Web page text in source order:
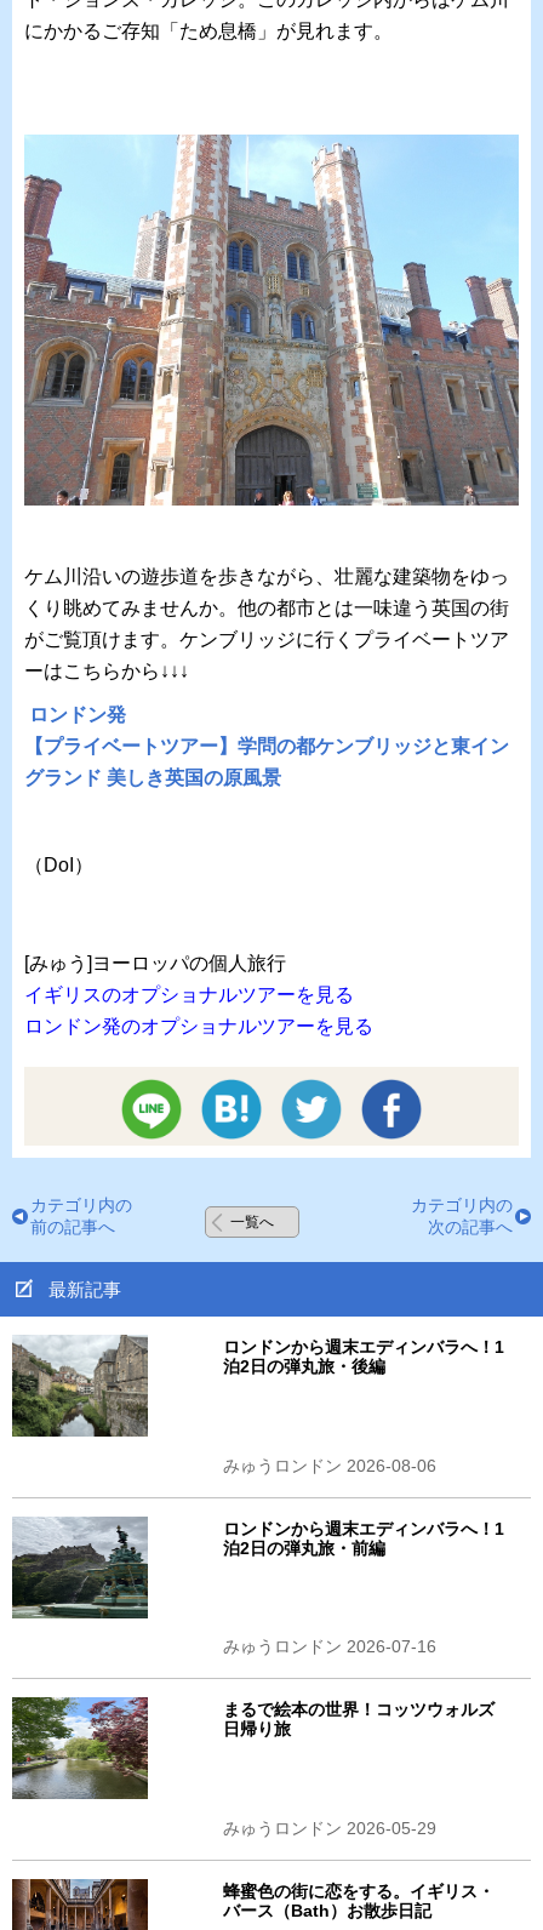
にかかるご存知「ため息橋」が見れます。
ケム川沿いの遊歩道を歩きながら、壮麗な建築物をゆっ
くり眺めてみませんか。他の都市とは一味違う英国の街
がご覧頂けます。ケンブリッジに行くプライベートツア
ーはこちらから↓↓↓
ロンドン発
【プライベートツアー】学問の都ケンブリッジと東イン
グランド 美しき英国の原風景
（DoI）
[みゅう]ヨーロッパの個人旅行
イギリスのオプショナルツアーを見る
ロンドン発のオプショナルツアーを見る
カテゴリ内の
前の記事へ
一覧へ
カテゴリ内の
次の記事へ
最新記事
ロンドンから週末エディンバラへ！1
泊2日の弾丸旅・後編
みゅうロンドン 2026-08-06
ロンドンから週末エディンバラへ！1
泊2日の弾丸旅・前編
みゅうロンドン 2026-07-16
まるで絵本の世界！コッツウォルズ
日帰り旅
みゅうロンドン 2026-05-29
蜂蜜色の街に恋をする。イギリス・
バース（Bath）お散歩日記